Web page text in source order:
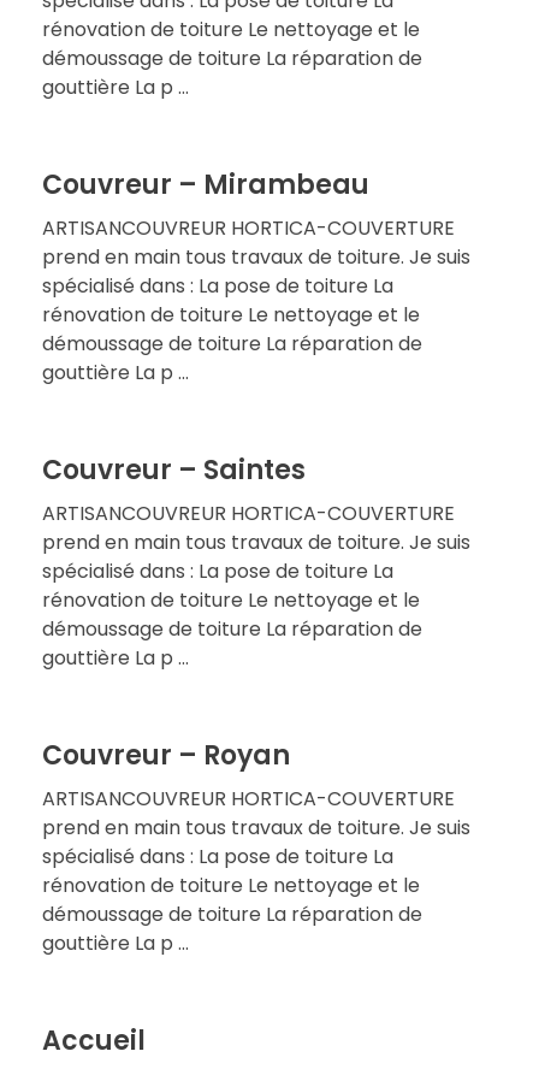
rénovation de toiture Le nettoyage et le
démoussage de toiture La réparation de
gouttière La p ...
Couvreur – Mirambeau
ARTISANCOUVREUR HORTICA-COUVERTURE
prend en main tous travaux de toiture. Je suis
spécialisé dans : La pose de toiture La
rénovation de toiture Le nettoyage et le
démoussage de toiture La réparation de
gouttière La p ...
Couvreur – Saintes
ARTISANCOUVREUR HORTICA-COUVERTURE
prend en main tous travaux de toiture. Je suis
spécialisé dans : La pose de toiture La
rénovation de toiture Le nettoyage et le
démoussage de toiture La réparation de
gouttière La p ...
Couvreur – Royan
ARTISANCOUVREUR HORTICA-COUVERTURE
prend en main tous travaux de toiture. Je suis
spécialisé dans : La pose de toiture La
rénovation de toiture Le nettoyage et le
démoussage de toiture La réparation de
gouttière La p ...
Accueil